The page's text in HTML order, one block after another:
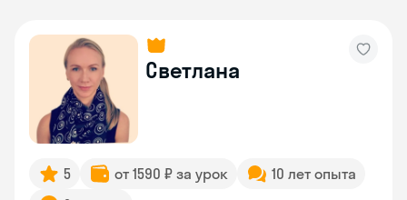
Светлана
5 от 1590 ₽ за урок
10 лет опыта